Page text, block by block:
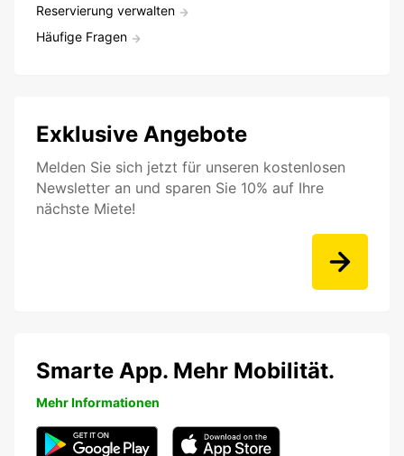
Reservierung verwalten
Häufige Fragen
Exklusive Angebote
Melden Sie sich jetzt für unseren kostenlosen
Newsletter an und sparen Sie 10% auf Ihre
nächste Miete!
Smarte App. Mehr Mobilität.
Mehr Informationen